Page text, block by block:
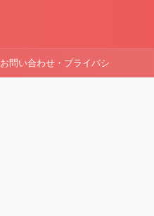
お問い合わせ・プライバシ